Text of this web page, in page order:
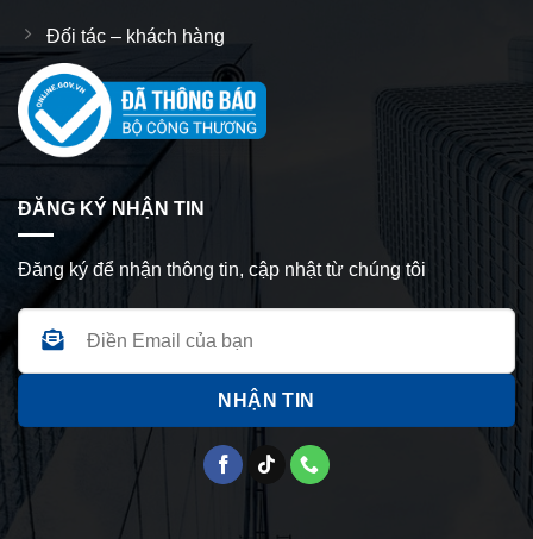
Đối tác – khách hàng
ĐĂNG KÝ NHẬN TIN
Đăng ký để nhận thông tin, cập nhật từ chúng tôi